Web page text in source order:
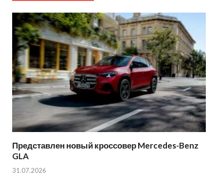
Представлен новый кроссовер Mercedes-Benz
GLA
31.07.2026